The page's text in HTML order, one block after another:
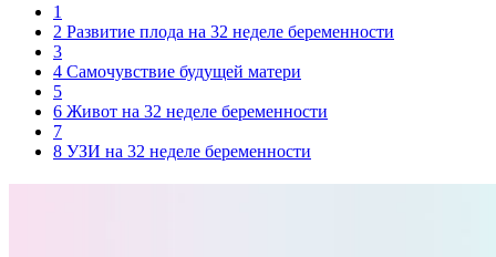
1
2 Развитие плода на 32 неделе беременности
3
4 Самочувствие будущей матери
5
6 Живот на 32 неделе беременности
7
8 УЗИ на 32 неделе беременности